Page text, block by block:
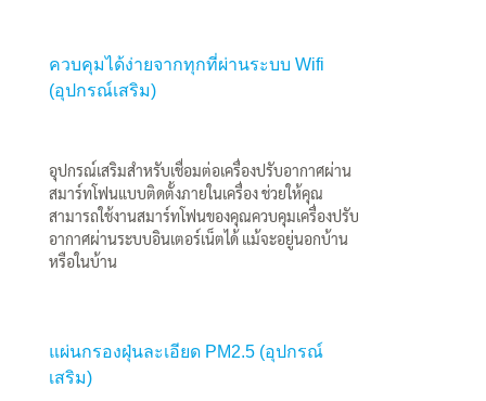
ควบคุมได้ง่ายจากทุกที่ผ่านระบบ Wifi
(อุปกรณ์เสริม)
อุปกรณ์เสริมสำหรับเชื่อมต่อเครื่องปรับอากาศผ่าน
สมาร์ทโฟนแบบติดตั้งภายในเครื่อง ช่วยให้คุณ
สามารถใช้งานสมาร์ทโฟนของคุณควบคุมเครื่องปรับ
อากาศผ่านระบบอินเตอร์เน็ตได้ แม้จะอยู่นอกบ้าน
หรือในบ้าน
แผ่นกรองฝุ่นละเอียด PM2.5 (อุปกรณ์
เสริม)